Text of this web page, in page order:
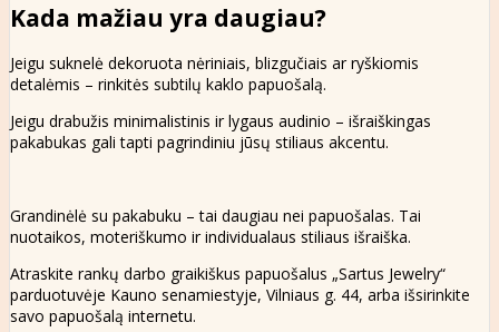
Kada mažiau yra daugiau?
Jeigu suknelė dekoruota nėriniais, blizgučiais ar ryškiomis
detalėmis – rinkitės subtilų kaklo papuošalą.
Jeigu drabužis minimalistinis ir lygaus audinio – išraiškingas
pakabukas gali tapti pagrindiniu jūsų stiliaus akcentu.
Grandinėlė su pakabuku – tai daugiau nei papuošalas. Tai
nuotaikos, moteriškumo ir individualaus stiliaus išraiška.
Atraskite rankų darbo graikiškus papuošalus „Sartus Jewelry“
parduotuvėje Kauno senamiestyje, Vilniaus g. 44, arba išsirinkite
savo papuošalą internetu.